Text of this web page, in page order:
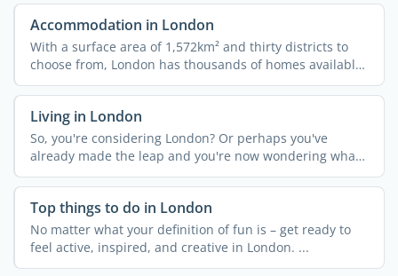
Accommodation in London
With a surface area of 1,572km² and thirty districts to
choose from, London has thousands of homes available
...
Living in London
So, you're considering London? Or perhaps you've
already made the leap and you're now wondering what
...
Top things to do in London
No matter what your definition of fun is – get ready to
feel active, inspired, and creative in London. ...